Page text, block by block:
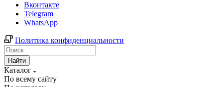
Вконтакте
Telegram
WhatsApp
Политика конфиденциальности
Найти
Каталог
По всему сайту